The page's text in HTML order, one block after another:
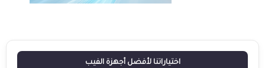
اختياراتنا لأفضل أجهزة الفيب